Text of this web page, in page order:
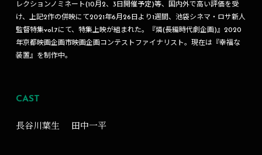
レクションノミネート(10月2、3日開催予定)等、国内外で高い評価を受
け、上記2作の併映にて2021年6月26日より1週間、池袋シネマ・ロサ新人
監督特集vol.7にて、特集上映が組まれた。『燐(長編時代劇企画)』2020
年京都映画企画市映画企画コンテストファイナリスト。現在は『幸福な
装置』を制作中。
CAST
長谷川葉生 田中一平